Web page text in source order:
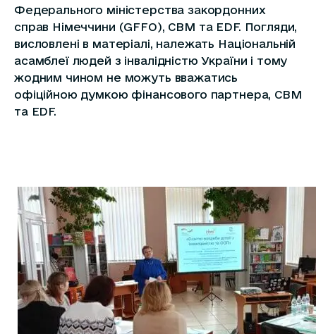
Федерального міністерства закордонних
справ Німеччини (GFFO), CBM та EDF. Погляди,
висловлені в матеріалі, належать Національній
асамблеї людей з інвалідністю України і тому
жодним чином не можуть вважатись
офіційною думкою фінансового партнера, CBM
та EDF.